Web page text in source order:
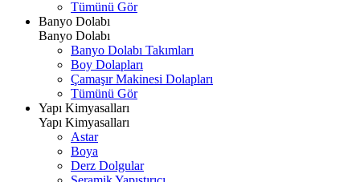
Tümünü Gör
Banyo Dolabı
Banyo Dolabı
Banyo Dolabı Takımları
Boy Dolapları
Çamaşır Makinesi Dolapları
Tümünü Gör
Yapı Kimyasalları
Yapı Kimyasalları
Astar
Boya
Derz Dolgular